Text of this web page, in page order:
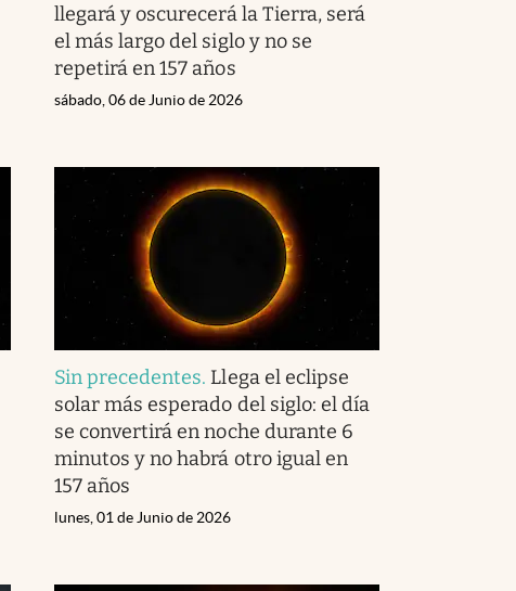
llegará y oscurecerá la Tierra, será
el más largo del siglo y no se
repetirá en 157 años
sábado, 06 de Junio de 2026
Sin precedentes. Llega el eclipse
solar más esperado del siglo: el día
se convertirá en noche durante 6
minutos y no habrá otro igual en
157 años
lunes, 01 de Junio de 2026